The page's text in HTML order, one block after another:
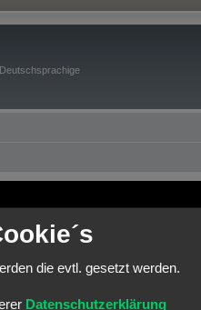
die evtl. gesetzt werden.
Datenschutzerklärung